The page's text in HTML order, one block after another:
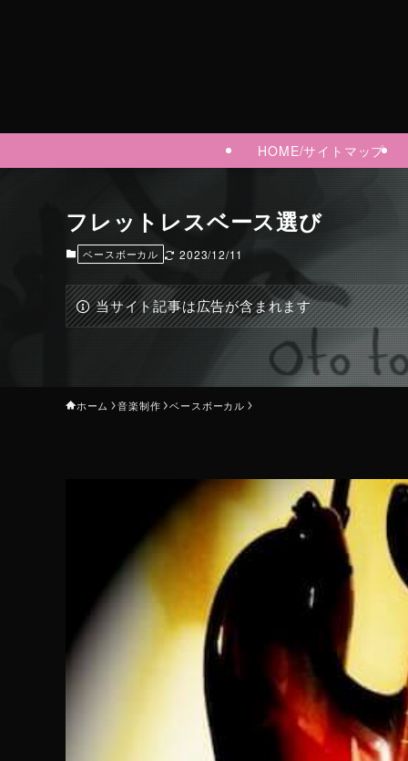
HOME/サイトマップ
フレットレスベース選び
ベースボーカル 2023/12/11
当サイト記事は広告が含まれます
ホーム 音楽制作 ベースボーカル